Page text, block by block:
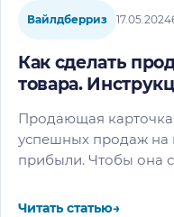
Вайлдберриз 17.05.2024
Как сделать
товара.
Продающая
успешных продаж на
прибыли. Чтобы она
карточки товара
Читать статью→